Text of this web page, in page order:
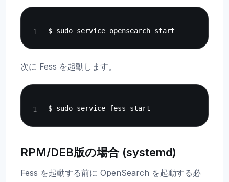
次に Fess を起動します。
RPM/DEB版の場合 (systemd)
Fess を起動する前に OpenSearch を起動する必